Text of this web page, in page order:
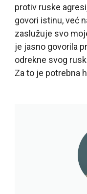
protiv ruske
govori istinu, već
zaslužuje svo
je jasno govorila
odrekne svog
Za to je potrebna